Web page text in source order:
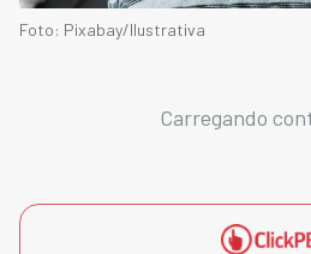
Foto: Pixabay/Ilustrativa
Carregando